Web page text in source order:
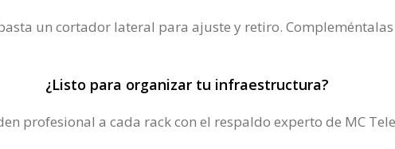
un cortador lateral para ajuste y retiro.
¿Listo para organizar tu infraestructura?
profesional a cada rack con el respaldo experto de MC